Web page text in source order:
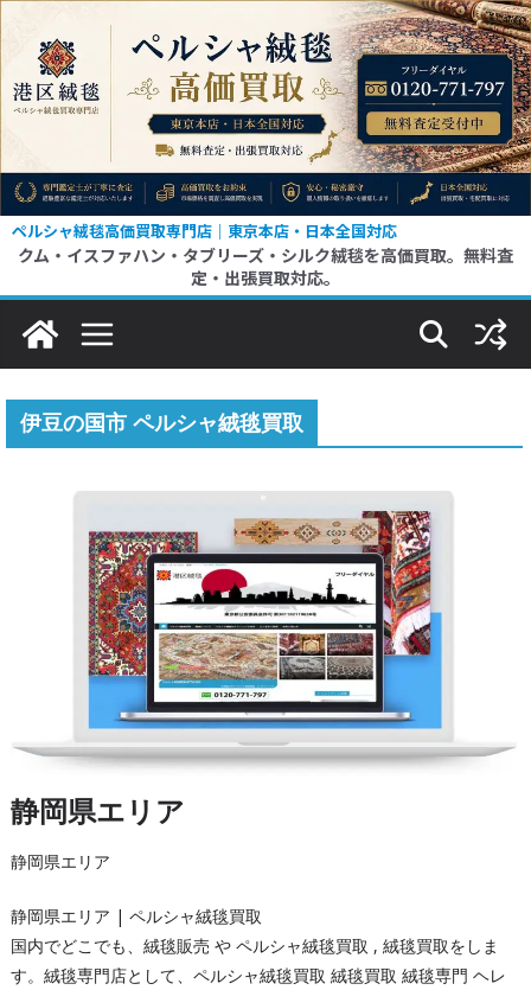
テ
へ
ス
ッ
ペルシャ絨毯高価買取専門店｜東京本店・日本全国対応
クム・イスファハン・タブリーズ・シルク絨毯を高価買取。無料査
定・出張買取対応。
伊豆の国市 ペルシャ絨毯買取
静岡県エリア
静岡県エリア
静岡県エリア | ペルシャ絨毯買取
国内でどこでも、絨毯販売 や ペルシャ絨毯買取 , 絨毯買取をしま
す。絨毯専門店として、ペルシャ絨毯買取 絨毯買取 絨毯専門 ヘレ